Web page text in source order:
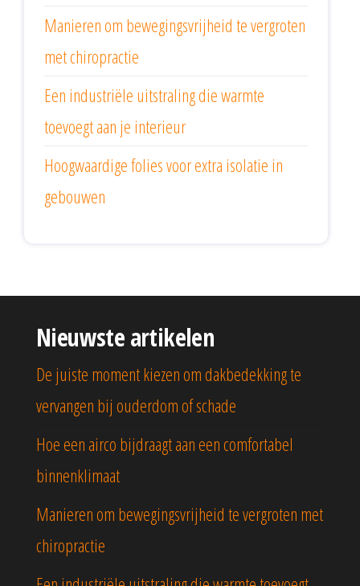
Manieren om bewegingsvrijheid te vergroten
met chiropractie
Een industriële uitstraling die warmte
toevoegt aan je interieur
Hoogwaardige folies voor extra isolatie in
gebouwen
Nieuwste artikelen
De juiste moment kiezen om dakbedekking te
vervangen bij ouderdom of schade
Hoe een airco bijdraagt aan een comfortabel
binnenklimaat
Manieren om bewegingsvrijheid te vergroten met
chiropractie